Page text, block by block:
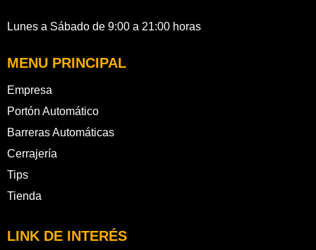
Lunes a Sábado de 9:00 a 21:00 horas
MENU PRINCIPAL
Empresa
Portón Automático
Barreras Automáticas
Cerrajería
Tips
Tienda
LINK DE INTERÉS